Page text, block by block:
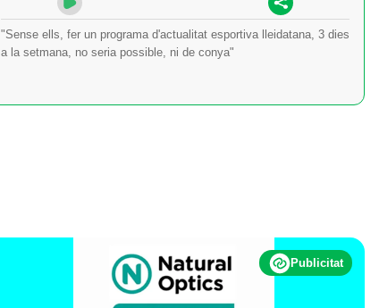
"Sense ells, fer un programa d'actualitat esportiva lleidatana, 3 dies
a la setmana, no seria possible, ni de conya"
Publicitat